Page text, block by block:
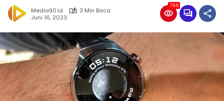
Media90.id
3 Min Baca
Juni 16, 2023
796